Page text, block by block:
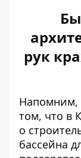
рук
Напомним,
том, что в
о
бассейна